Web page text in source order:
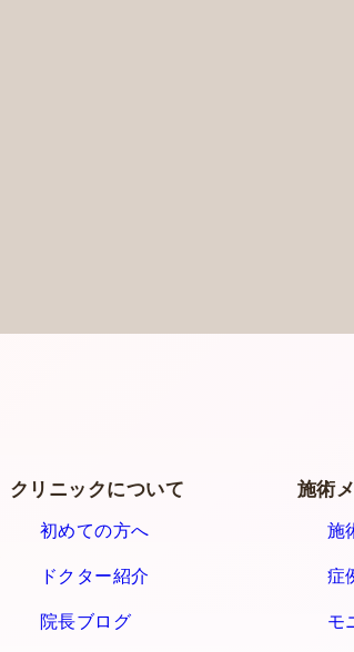
クリニックについて
初めての方へ
ドクター紹介
院長ブログ
施術
施
症
モ